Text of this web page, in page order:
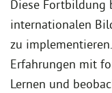
Diese Fortbildung
internationalen
zu
Erfahrungen mit
Lernen und